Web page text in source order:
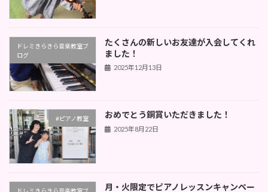
ドレミきらきら音楽教室ブ
ログ
たくさんの新しいお友達が入会してくれ
ました！
2025年12月13日
#ピアノ教室 おめでとう銅賞いただきました！
2025年8月22日
月・火限定でピアノレッスンキャンペー